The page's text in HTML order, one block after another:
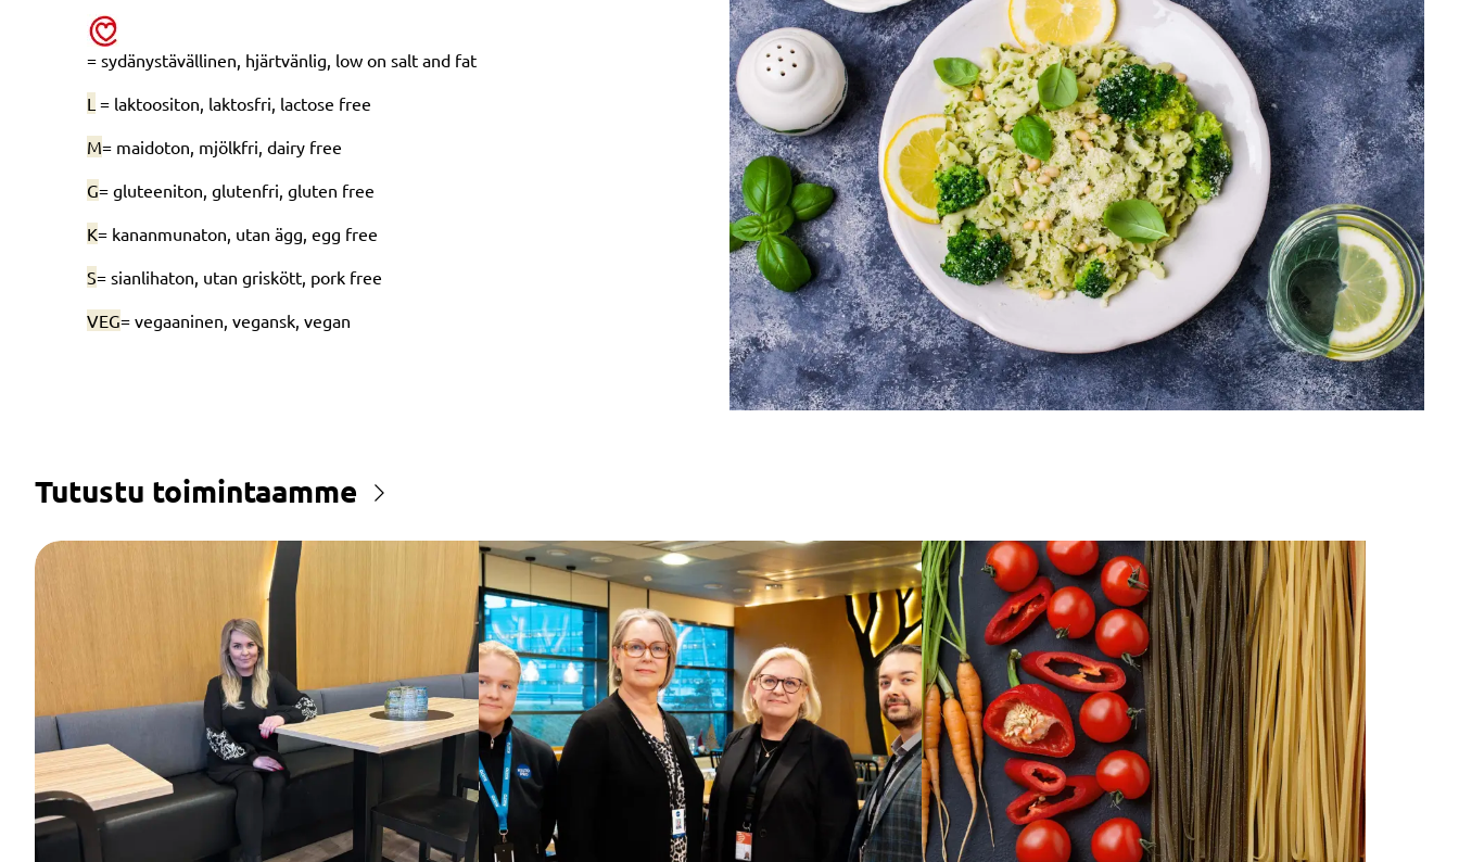
= sydänystävällinen, hjärtvänlig, low on salt and fat
L = laktoositon, laktosfri, lactose free
M= maidoton, mjölkfri, dairy free
G= gluteeniton, glutenfri, gluten free
K= kananmunaton, utan ägg, egg free
S= sianlihaton, utan griskött, pork free
VEG= vegaaninen, vegansk, vegan
Tutustu toimintaamme